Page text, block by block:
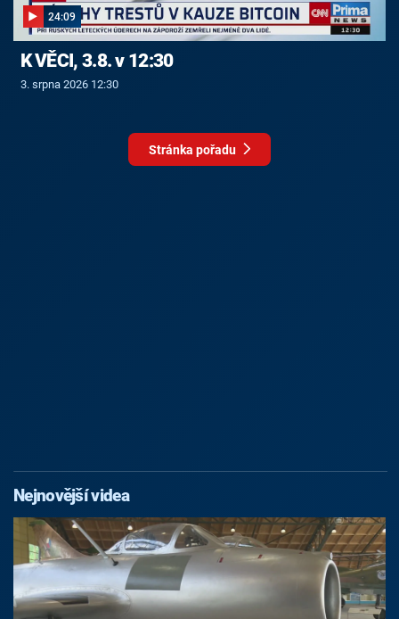
24:09
K VĚCI, 3.8. v 12:30
3. srpna 2026 12:30
Stránka pořadu
Nejnovější videa